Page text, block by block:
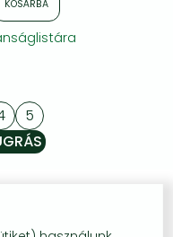
KOSÁRBA
5